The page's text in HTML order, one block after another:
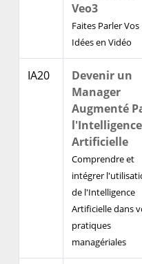
Veo3
Faites Parler Vos
Idées en Vidéo
IA20
Devenir un
Manager
Augmenté
l'Intelligence
Artificielle
Comprendre et
intégrer
de l'Intelligence
Artificielle dans
pratiques
managériales